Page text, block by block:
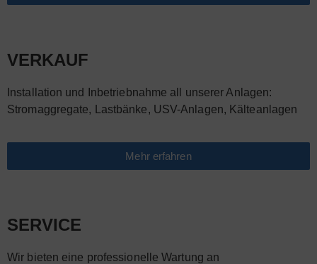
VERKAUF
Installation und Inbetriebnahme all unserer Anlagen:
Stromaggregate, Lastbänke, USV-Anlagen, Kälteanlagen
Mehr erfahren
SERVICE
Wir bieten eine professionelle Wartung an